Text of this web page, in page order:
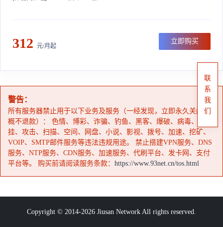
312 元/月起
立即购买
警告：
所有服务器禁止用于以下业务及服务（一经发现，立即永久关闭，
概不退款）： 色情、博彩、诈骗、钓鱼、黑客、爆破、病毒、外
挂、攻击、扫描、空间、网盘、小说、影视、拨号、加速、挖矿、
VOIP、SMTP邮件服务等违法违规用途。 禁止搭建VPN服务、DNS
服务、NTP服务、CDN服务、加速服务、代刷平台、发卡网、支付
平台等。 购买前请阅读服务条款： https://www.93net.cn/tos.html
Copyright © 2014-2026 Jiusan Network All rights reserved.
联
系
我
们